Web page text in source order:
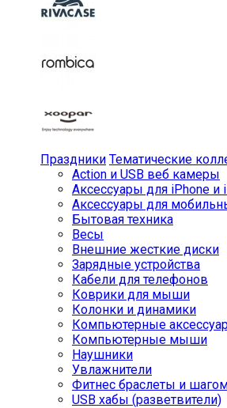
Праздники Тематические
Action и USB веб камеры
Аксессуары для iPhone и
Аксессуары для
Бытовая техника
Весы
Внешние жесткие диски
Зарядные устройства
Кабели для телефонов
Коврики для мыши
Колонки и динамики
Компьютерные
Компьютерные мыши
Наушники
Увлажнители
Фитнес браслеты и
USB хабы (разветвители)